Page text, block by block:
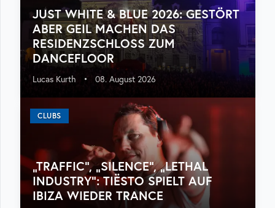
JUST WHITE & BLUE 2026: GESTÖRT
ABER GEIL MACHEN DAS
RESIDENZSCHLOSS ZUM
DANCEFLOOR
Lucas Kurth • 08. August 2026
CLUBS
„TRAFFIC“, „SILENCE“, „LETHAL
INDUSTRY“: TIËSTO SPIELT AUF
IBIZA WIEDER TRANCE